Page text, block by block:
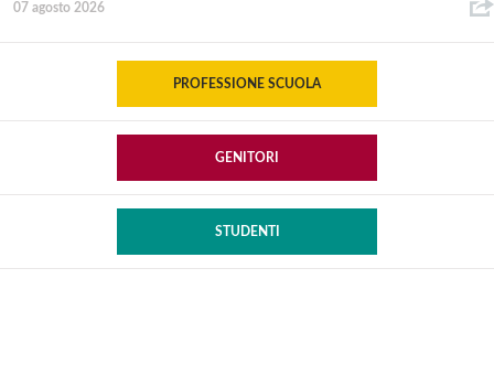
07 agosto 2026
PROFESSIONE SCUOLA
GENITORI
STUDENTI